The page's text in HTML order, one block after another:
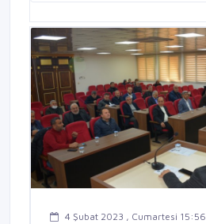
4 Şubat 2023 , Cumartesi 15:56